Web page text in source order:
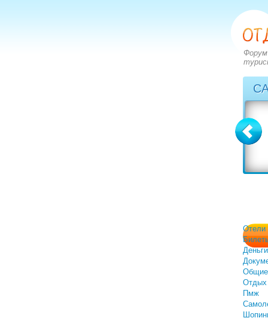
вопросов: 2828
Отели
Деньги
Общие
Отдых
Пмж